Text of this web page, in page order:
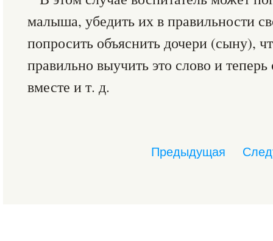
малыша, убедить их в правильности
попросить объяснить дочери (сыну),
правильно выучить это слово и теперь
вместе и т. д.
Предыдущая